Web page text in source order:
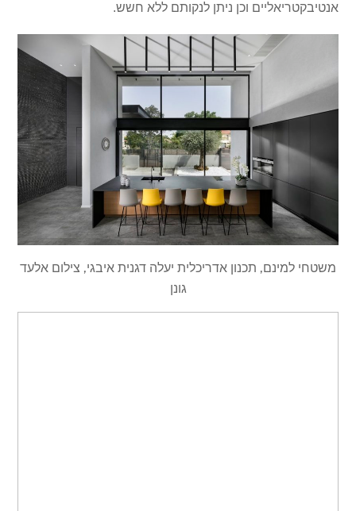
אנטיבקטריאליים וכן ניתן לנקותם ללא חשש.
משטחי למינם, תכנון אדריכלית יעלה דגנית איבגי, צילום אלעד
גונן